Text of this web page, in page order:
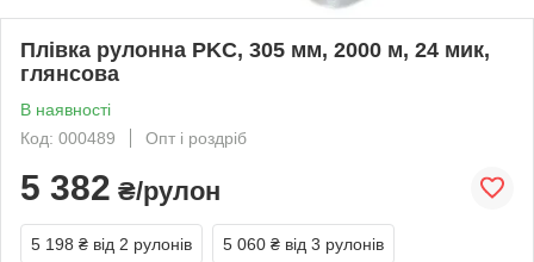
Плівка рулонна PKC, 305 мм, 2000 м, 24 мик,
глянсова
В наявності
Код: 000489
Опт і роздріб
5 382 ₴/рулон
5 198 ₴ від 2 рулонів 5 060 ₴ від 3 рулонів